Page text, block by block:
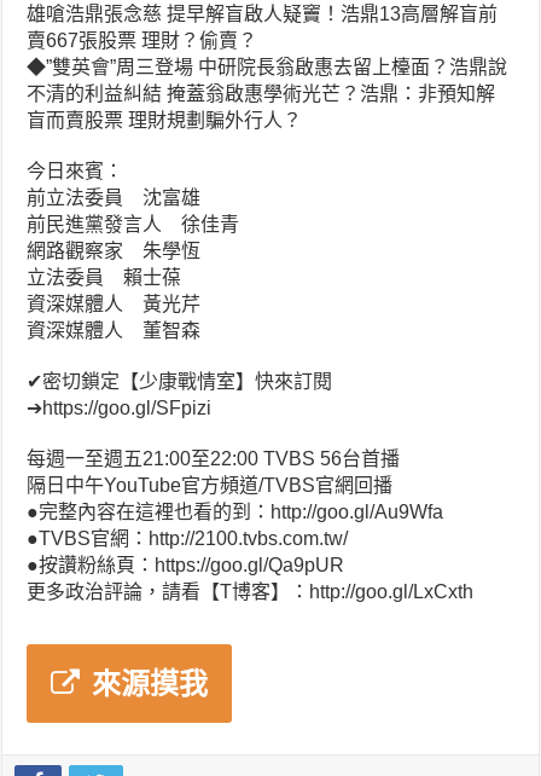
雄嗆浩鼎張念慈 提早解盲啟人疑竇！浩鼎13高層解盲前
賣667張股票 理財？偷賣？
◆”雙英會”周三登場 中研院長翁啟惠去留上檯面？浩鼎說
不清的利益糾結 掩蓋翁啟惠學術光芒？浩鼎：非預知解
盲而賣股票 理財規劃騙外行人？
今日來賓：
前立法委員 沈富雄
前民進黨發言人 徐佳青
網路觀察家 朱學恆
立法委員 賴士葆
資深媒體人 黃光芹
資深媒體人 董智森
✔密切鎖定【少康戰情室】快來訂閱
➔https://goo.gl/SFpizi
每週一至週五21:00至22:00 TVBS 56台首播
隔日中午YouTube官方頻道/TVBS官網回播
●完整內容在這裡也看的到：http://goo.gl/Au9Wfa
●TVBS官網：http://2100.tvbs.com.tw/
●按讚粉絲頁：https://goo.gl/Qa9pUR
更多政治評論，請看【T博客】：http://goo.gl/LxCxth
來源摸我